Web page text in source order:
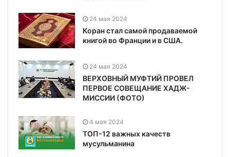
24 мая 2024
Коран стал самой продаваемой
книгой во Франции и в США.
24 мая 2024
ВЕРХОВНЫЙ МУФТИЙ ПРОВЕЛ
ПЕРВОЕ СОВЕЩАНИЕ ХАДЖ-
МИССИИ (ФОТО)
4 мая 2024
ТОП-12 важных качеств
мусульманина